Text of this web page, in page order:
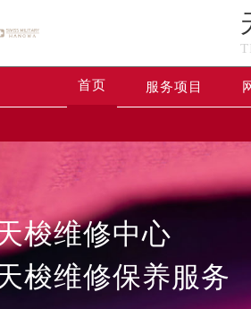
首页 服务项目
梭维修中心
梭维修保养服务